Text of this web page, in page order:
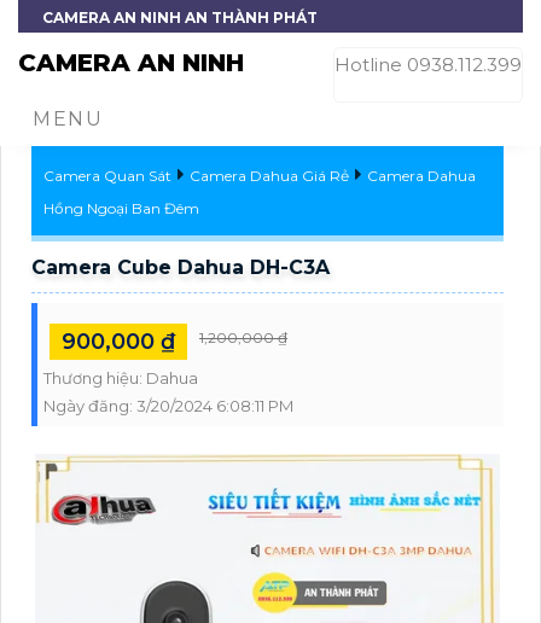
CAMERA AN NINH AN THÀNH PHÁT
CAMERA AN NINH Hotline 0938.112.399
MENU
Camera Quan Sát Camera Dahua Giá Rẻ
Camera Dahua
Hồng Ngoại Ban Đêm
Camera Cube Dahua DH-C3A
900,000 ₫ 1,200,000 ₫
Thương hiệu: Dahua
Ngày đăng: 3/20/2024 6:08:11 PM